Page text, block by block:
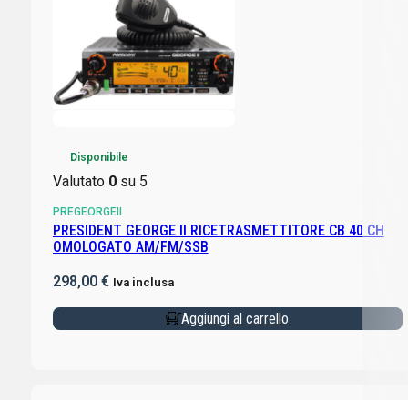
Disponibile
Valutato 0su 5
PREGEORGEII
PRESIDENT GEORGE II RICETRASMETTITORE CB 40 CH
OMOLOGATO AM/FM/SSB
298,00 € Iva inclusa
Aggiungi al carrello